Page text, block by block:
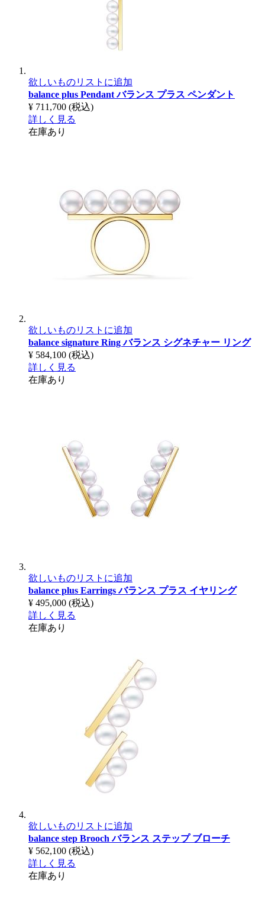
欲しいものリストに追加
balance plus Pendantバランス プラス ペンダント
¥ 711,700 (税込)
詳しく見る
在庫あり
欲しいものリストに追加
balance signature Ringバランス シグネチャー リング
¥ 584,100 (税込)
詳しく見る
在庫あり
欲しいものリストに追加
balance plus Earringsバランス プラス イヤリング
¥ 495,000 (税込)
詳しく見る
在庫あり
欲しいものリストに追加
balance step Broochバランス ステップ ブローチ
¥ 562,100 (税込)
詳しく見る
在庫あり